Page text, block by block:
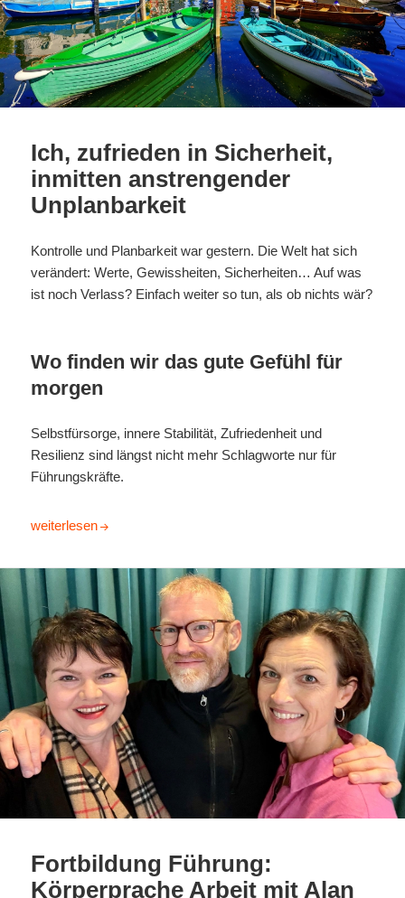
Ich, zufrieden in Sicherheit,
inmitten anstrengender
Unplanbarkeit
Kontrolle und Planbarkeit war gestern. Die Welt hat sich
verändert: Werte, Gewissheiten, Sicherheiten… Auf was
ist noch Verlass? Einfach weiter so tun, als ob nichts wär?
Wo finden wir das gute Gefühl für
morgen
Selbstfürsorge, innere Stabilität, Zufriedenheit und
Resilienz sind längst nicht mehr Schlagworte nur für
Führungskräfte.
Ich, zufrieden in Sicherheit, inmitten anstrengender
weiterlesen
Fortbildung Führung:
Körperprache Arbeit mit Alan